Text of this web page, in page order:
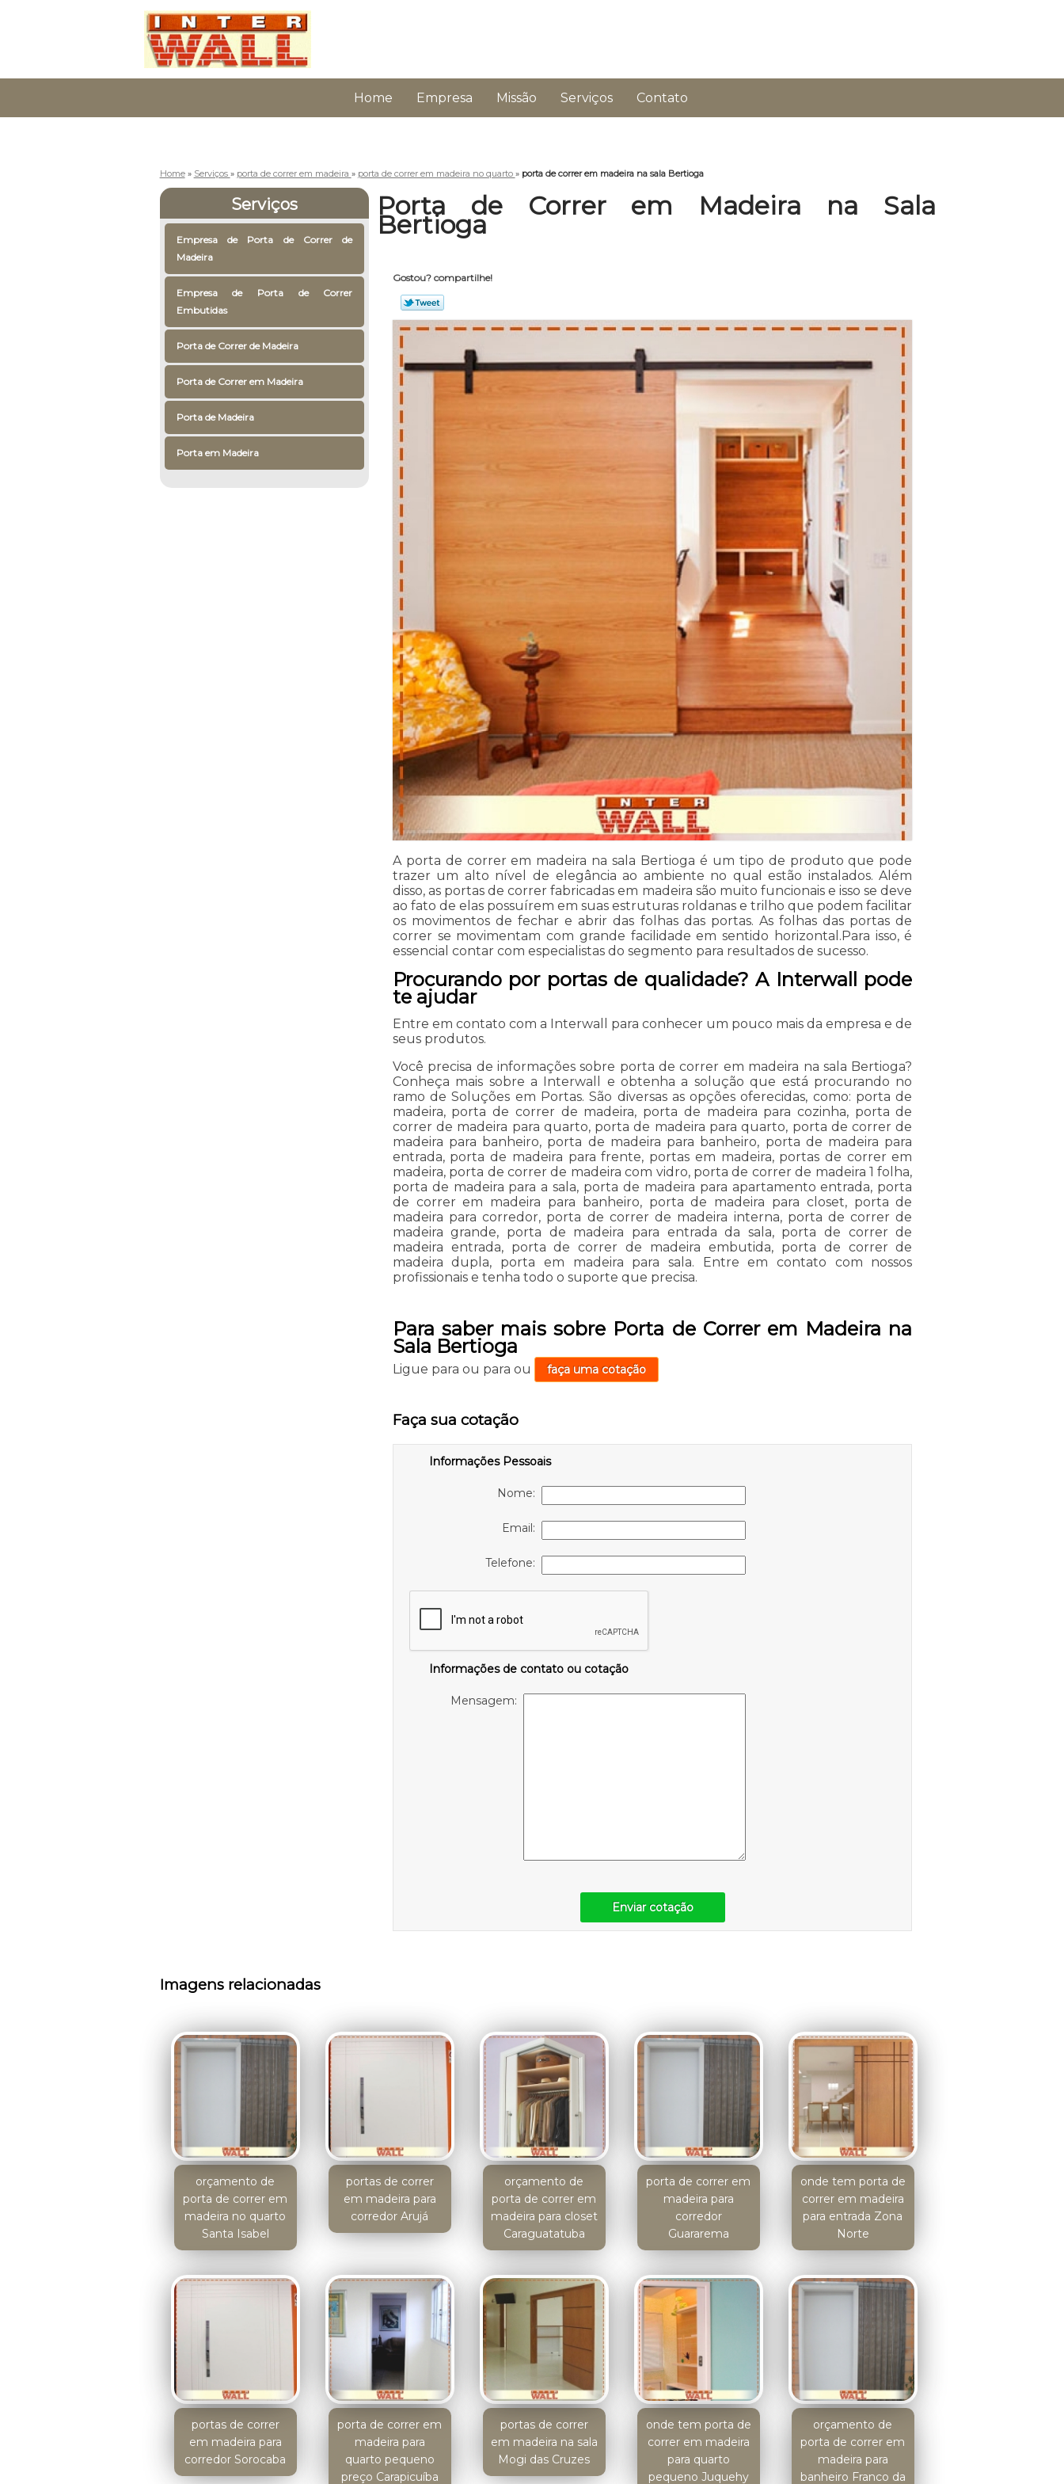
Home Empresa Missão Serviços Contato
Home » Serviços » porta de correr em madeira » porta de correr em madeira no quarto » porta de correr em madeira na sala Bertioga
Serviços
Empresa de Porta de Correr de
Madeira
Empresa de Porta de Correr
Embutidas
Porta de Correr de Madeira
Porta de Correr em Madeira
Porta de Madeira
Porta em Madeira
Porta de Correr em Madeira na Sala
Bertioga
Gostou? compartilhe!
A porta de correr em madeira na sala Bertioga é um tipo de produto que pode
trazer um alto nível de elegância ao ambiente no qual estão instalados. Além
disso, as portas de correr fabricadas em madeira são muito funcionais e isso se deve
ao fato de elas possuírem em suas estruturas roldanas e trilho que podem facilitar
os movimentos de fechar e abrir das folhas das portas. As folhas das portas de
correr se movimentam com grande facilidade em sentido horizontal.Para isso, é
essencial contar com especialistas do segmento para resultados de sucesso.
Procurando por portas de qualidade? A Interwall pode
te ajudar
Entre em contato com a Interwall para conhecer um pouco mais da empresa e de
seus produtos.
Você precisa de informações sobre porta de correr em madeira na sala Bertioga?
Conheça mais sobre a Interwall e obtenha a solução que está procurando no
ramo de Soluções em Portas. São diversas as opções oferecidas, como: porta de
madeira, porta de correr de madeira, porta de madeira para cozinha, porta de
correr de madeira para quarto, porta de madeira para quarto, porta de correr de
madeira para banheiro, porta de madeira para banheiro, porta de madeira para
entrada, porta de madeira para frente, portas em madeira, portas de correr em
madeira, porta de correr de madeira com vidro, porta de correr de madeira 1 folha,
porta de madeira para a sala, porta de madeira para apartamento entrada, porta
de correr em madeira para banheiro, porta de madeira para closet, porta de
madeira para corredor, porta de correr de madeira interna, porta de correr de
madeira grande, porta de madeira para entrada da sala, porta de correr de
madeira entrada, porta de correr de madeira embutida, porta de correr de
madeira dupla, porta em madeira para sala. Entre em contato com nossos
profissionais e tenha todo o suporte que precisa.
Para saber mais sobre Porta de Correr em Madeira na
Sala Bertioga
Ligue para ou para ou faça uma cotação
Faça sua cotação
Informações Pessoais
Nome:
Email:
Telefone:
Informações de contato ou cotação
Mensagem:
Enviar cotação
Imagens relacionadas
orçamento de
porta de correr em
madeira no quarto
Santa Isabel
portas de correr
em madeira para
corredor Arujá
orçamento de
porta de correr em
madeira para closet
Caraguatatuba
porta de correr em
madeira para
corredor
Guararema
onde tem porta de
correr em madeira
para entrada Zona
Norte
portas de correr
em madeira para
corredor Sorocaba
porta de correr em
madeira para
quarto pequeno
preço Carapicuíba
portas de correr
em madeira na sala
Mogi das Cruzes
onde tem porta de
correr em madeira
para quarto
pequeno Juquehy
orçamento de
porta de correr em
madeira para
banheiro Franco da